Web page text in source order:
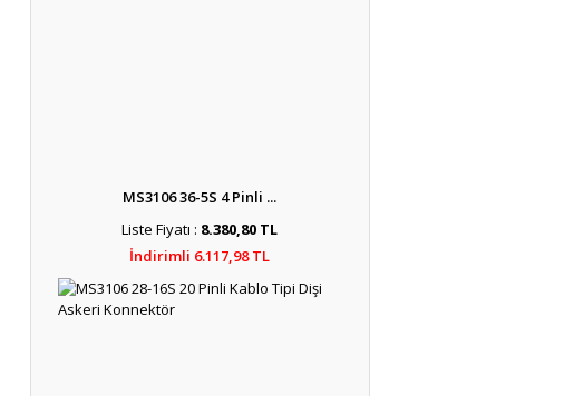
MS3106 36-5S 4 Pinli ...
Liste Fiyatı : 8.380,80 TL
İndirimli 6.117,98 TL